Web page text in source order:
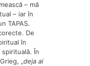
– mă
– iar în
TAPAS.
De
în
În
„deja ai